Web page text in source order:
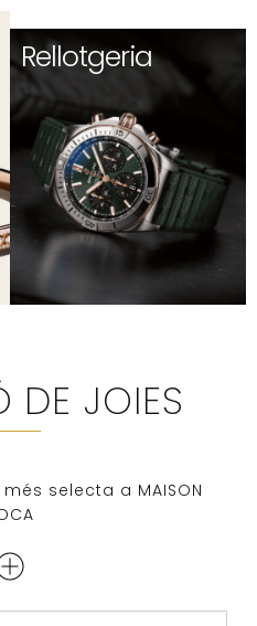
Rellotgeria
DE JOIES
selecta a MAISON